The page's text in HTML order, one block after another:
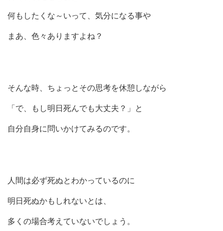
何もしたくな～いって、気分になる事や
まあ、色々ありますよね？
そんな時、ちょっとその思考を休憩しながら
「で、もし明日死んでも大丈夫？」と
自分自身に問いかけてみるのです。
人間は必ず死ぬとわかっているのに
明日死ぬかもしれないとは、
多くの場合考えていないでしょう。